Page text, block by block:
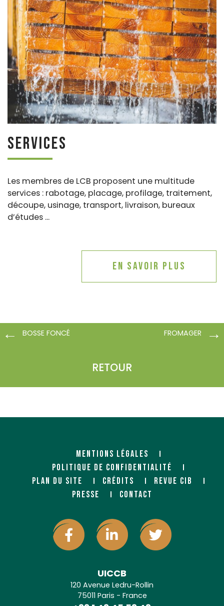
Services
Les membres de LCB proposent une multitude
services : rabotage, placage, profilage, traitement,
découpe, usinage, transport, livraison, bureaux
d’études ...
En savoir plus
BOSSE FONCÉ
RETOUR
FROMAGER
MENTIONS LÉGALES
POLITIQUE DE CONFIDENTIALITÉ
PLAN DU SITE
CRÉDITS
REVUE CIB
PRESSE
CONTACT
UICCB
120 Avenue Ledru-Rollin
75011 Paris - France